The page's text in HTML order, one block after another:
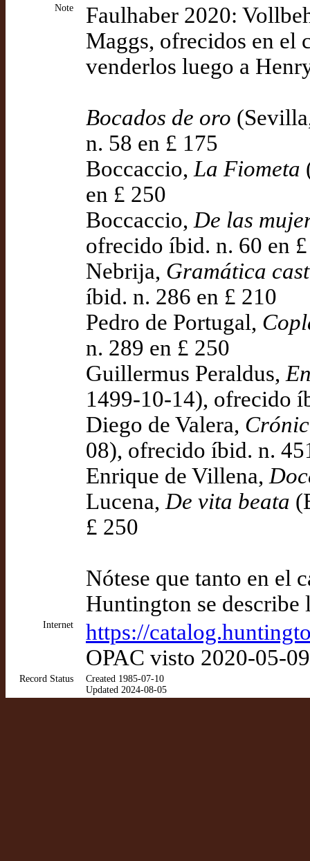
Note
Faulhaber 2020:
Maggs, ofrecidos en el
venderlos luego a
Bocados de oro
n. 58 en £ 175
Boccaccio, La Fiometa
en £ 250
Boccaccio, De las
ofrecido íbid. n. 60 en
Nebrija, Gramática
íbid. n. 286 en £ 210
Pedro de Portugal,
n. 289 en £ 250
Guillermus Peraldus,
1499-10-14), ofrecido
Diego de Valera,
08), ofrecido íbid. n.
Enrique de Villena,
Lucena, De vita beata
£ 250
Nótese que tanto en el
Huntington se describe
Internet
https://
OPAC visto 2020-05-09
Record Status
Created 1985-07-10
Updated 2024-08-05